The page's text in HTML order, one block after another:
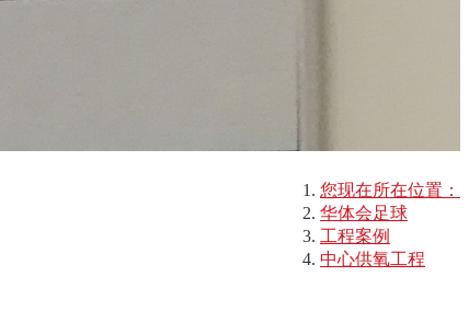
您现在所在位置：
华体会足球
工程案例
中心供氧工程